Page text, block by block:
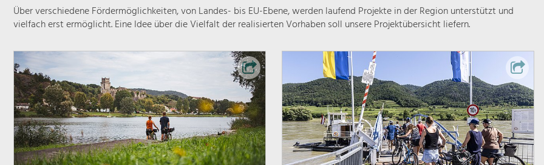
Über verschiedene Fördermöglichkeiten, von Landes- bis EU-Ebene, werden laufend Projekte in der Region unterstützt und
vielfach erst ermöglicht. Eine Idee über die Vielfalt der realisierten Vorhaben soll unsere Projektübersicht liefern.